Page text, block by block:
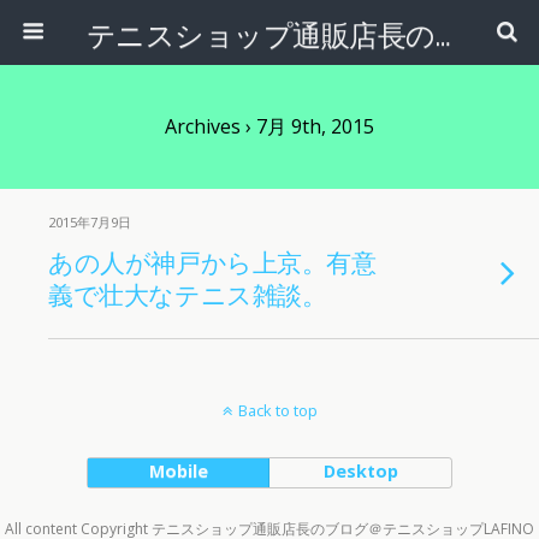
テニスショップ通販店長のブログ＠テニスショップLAFINO 西山克久
Archives › 7月 9th, 2015
2015年7月9日
あの人が神戸から上京。有意
義で壮大なテニス雑談。
Back to top
Mobile Desktop
All content Copyright テニスショップ通販店長のブログ＠テニスショップLAFINO